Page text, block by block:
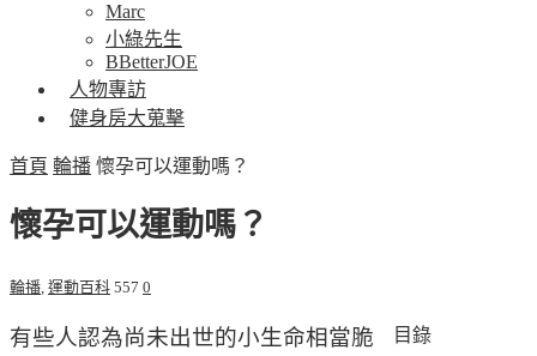
Marc
小綠先生
BBetterJOE
人物專訪
健身房大蒐擊
首頁 輪播 懷孕可以運動嗎？
懷孕可以運動嗎？
輪播 運動百科 557 0
目錄
有些人認為尚未出世的小生命相當脆